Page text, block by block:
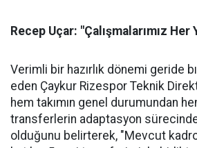
Recep Uçar: "Çalışmalarımız
Verimli bir hazırlık dönemi geride
eden Çaykur Rizespor Teknik
hem takımın genel durumundan
transferlerin adaptasyon
olduğunu belirterek, "Mevcut